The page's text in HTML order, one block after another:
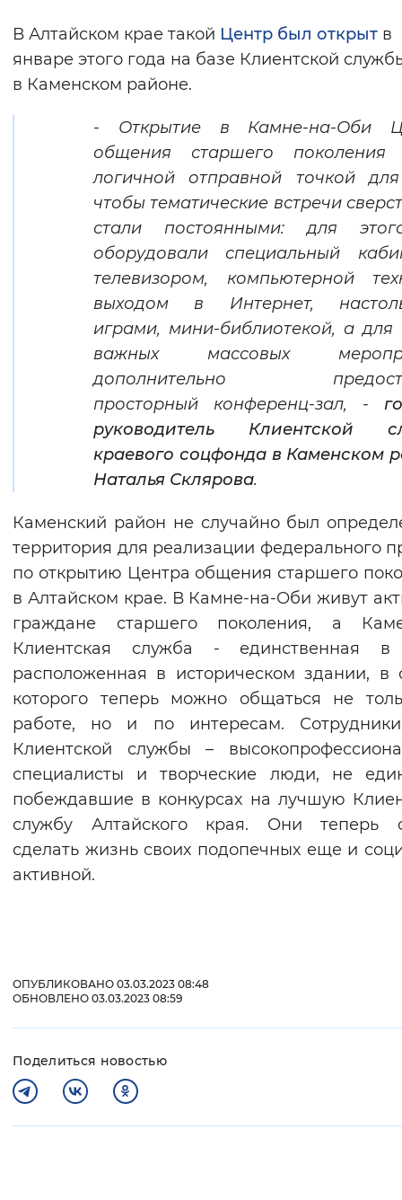
В Алтайском крае такой Центр был открыт в
январе этого года на базе Клиентской
в Каменском районе.
- Открытие в Камне-на-Оби
общения старшего поколения
логичной отправной точкой
чтобы тематические встречи
стали постоянными: для
оборудовали специальный
телевизором, компьютерной
выходом в Интернет,
играми, мини-библиотекой, а для
важных массовых
дополнительно
просторный конференц-зал, -
руководитель Клиентской
краевого соцфонда в Каменском
Наталья Склярова.
Каменский район не случайно был
территория для реализации федерального
по открытию Центра общения старшего
в Алтайском крае. В Камне-на-Оби живут
граждане старшего поколения, а
Клиентская служба - единственная в
расположенная в историческом здании, в
которого теперь можно общаться не
работе, но и по интересам.
Клиентской службы –
специалисты и творческие люди, не
побеждавшие в конкурсах на лучшую
службу Алтайского края. Они теперь
сделать жизнь своих подопечных еще и
активной.
ОПУБЛИКОВАНО 03.03.2023 08:48
ОБНОВЛЕНО 03.03.2023 08:59
Поделиться новостью